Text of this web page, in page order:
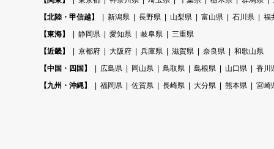
【北陸・甲信越】
新潟県 長野県 山梨県 富山県 石川県
福
【東海】
静岡県 愛知県 岐阜県
三重県
【近畿】
京都府 大阪府 兵庫県 滋賀県 奈良県
和歌山県
【中国・四国】
広島県 岡山県 鳥取県 島根県 山口県
香川
【九州・沖縄】
福岡県 佐賀県 長崎県 大分県 熊本県 宮崎